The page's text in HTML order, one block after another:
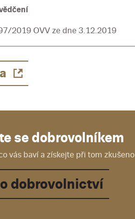
2019 OVV ze dne 3.12.2019
se dobrovolníkem
vás baví a získejte při tom
dobrovolnictví